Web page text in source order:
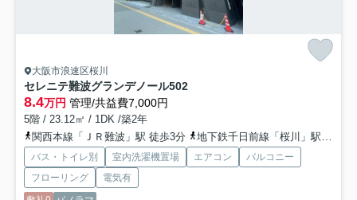
大阪市浪速区桜川
セレニテ難波グランデノール502
8.4万円 管理/共益費7,000円
5階 / 23.12㎡ / 1DK /築2年
関西本線「ＪＲ難波」駅 徒歩3分
地下鉄千日前線「桜川」駅 徒歩5分
バス・トイレ別 室内洗濯機置場 エアコン
バルコニー
フローリング
電気有